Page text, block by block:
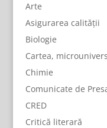
Arte
Asigurarea calității
Biologie
Cartea,
Chimie
Comunicate de
CRED
Critică literară